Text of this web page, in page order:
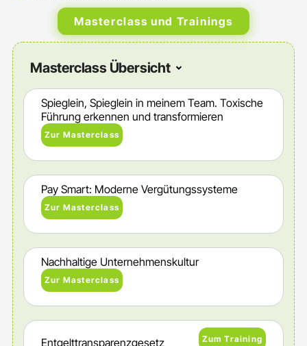
Masterclass und Trainings
Masterclass Übersicht
Spieglein, Spieglein in meinem Team. Toxische
Führung erkennen und transformieren
Zur Masterclass
Pay Smart: Moderne Vergütungssysteme
Zur Masterclass
Nachhaltige Unternehmenskultur
Zur Masterclass
Entgelttransparenzgesetz Zum Training